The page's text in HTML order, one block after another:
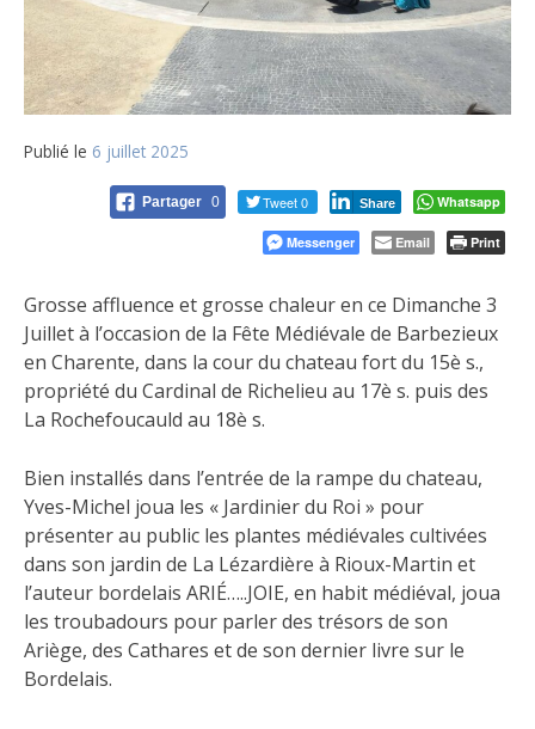
Publié le 6 juillet 2025
Partager 0 Tweet 0 Share Whatsapp
Messenger Email Print
Grosse affluence et grosse chaleur en ce Dimanche 3
Juillet à l’occasion de la Fête Médiévale de Barbezieux
en Charente, dans la cour du chateau fort du 15è s.,
propriété du Cardinal de Richelieu au 17è s. puis des
La Rochefoucauld au 18è s.
Bien installés dans l’entrée de la rampe du chateau,
Yves-Michel joua les « Jardinier du Roi » pour
présenter au public les plantes médiévales cultivées
dans son jardin de La Lézardière à Rioux-Martin et
l’auteur bordelais ARIÉ…..JOIE, en habit médiéval, joua
les troubadours pour parler des trésors de son
Ariège, des Cathares et de son dernier livre sur le
Bordelais.